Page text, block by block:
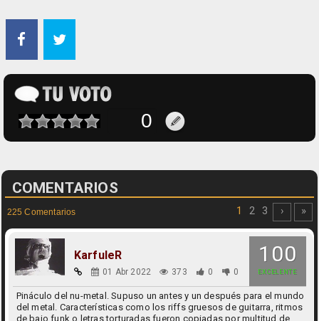
COMENTARIOS
225 Comentarios 1 2 3 › »
100
EXCELENTE
KarfuleR
01 Abr 2022 373 0 0
Pináculo del nu-metal. Supuso un antes y un después para el mundo
del metal. Características como los riffs gruesos de guitarra, ritmos
de bajo funk o letras torturadas fueron copiadas por multitud de